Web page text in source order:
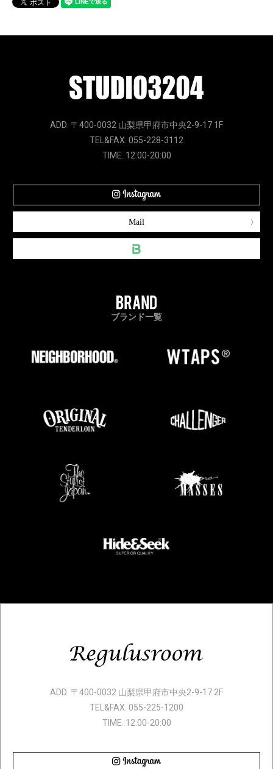
ADD. 〒400-0032 山梨県甲府市中央2-9-17 1F
TEL&FAX. 055-228-3112
TIME. 12:00-20:00
Mail
ブランド一覧
ADD. 〒400-0032 山梨県甲府市中央2-9-17 2F
TEL&FAX. 055-225-1200
TIME. 12:00-20:00